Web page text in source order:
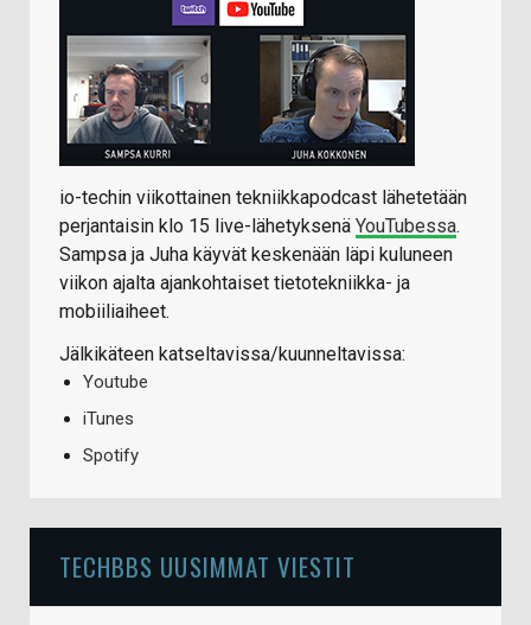
io-techin viikottainen tekniikkapodcast lähetetään
perjantaisin klo 15 live-lähetyksenä YouTubessa.
Sampsa ja Juha käyvät keskenään läpi kuluneen
viikon ajalta ajankohtaiset tietotekniikka- ja
mobiiliaiheet.
Jälkikäteen katseltavissa/kuunneltavissa:
Youtube
iTunes
Spotify
TECHBBS UUSIMMAT VIESTIT